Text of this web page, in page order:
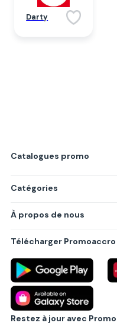
Darty
Catalogues promo
Catégories
Produits
Villes principales
À propos de nous
Politique de confidentialité
Règlements
Partenariat B2B
Blog
Contact
Télécharger
Restez à jour avec